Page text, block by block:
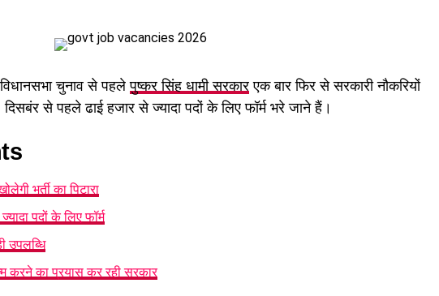
चुनाव से पहलेपुष्कर सिंह धामी सरकार एक बार फिर से सरकारी नौकरियों
दिसबंर से पहले ढाई हजार से ज्यादा पदों के लिए फॉर्म भरे जाने हैं।
भर्ती का पिटारा
पदों के लिए फॉर्म
उपलब्धि
करने का प्रयास कर रही सरकार